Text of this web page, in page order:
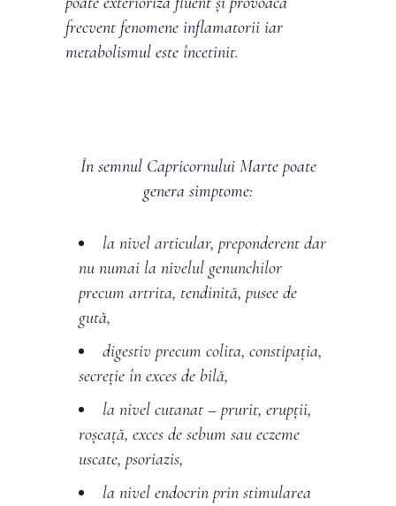
frecvent fenomene inflamatorii iar
metabolismul este încetinit.
În semnul Capricornului Marte poate
genera simptome:
la nivel articular, preponderent dar
nu numai la nivelul genunchilor
precum artrita, tendinită, pusee de
gută,
digestiv precum colita, constipația,
secreție în exces de bilă,
la nivel cutanat – prurit, erupții,
roșeață, exces de sebum sau eczeme
uscate, psoriazis,
la nivel endocrin prin stimularea